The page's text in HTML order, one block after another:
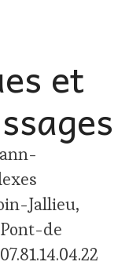
et
Jallieu,
de